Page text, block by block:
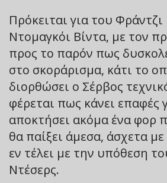
Πρόκειται για του Φράντζι
Ντομαγκόι Βίντα, με τον
προς το παρόν πως
στο σκοράρισμα, κάτι το
διορθώσει ο Σέρβος
φέρεται πως κάνει επαφές
αποκτήσει ακόμα ένα φορ
θα παίξει άμεσα, άσχετα με
εν τέλει με την υπόθεση
Ντέσερς.